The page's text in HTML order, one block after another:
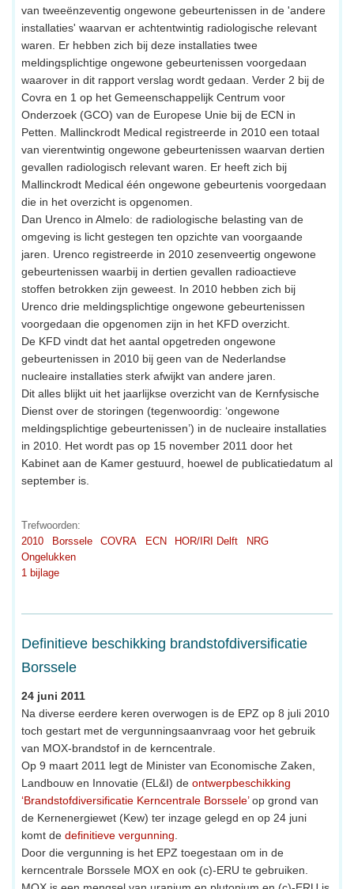
van tweeënzeventig ongewone gebeurtenissen in de 'andere
installaties' waarvan er achtentwintig radiologische relevant
waren. Er hebben zich bij deze installaties twee
meldingsplichtige ongewone gebeurtenissen voorgedaan
waarover in dit rapport verslag wordt gedaan. Verder 2 bij de
Covra en 1 op het Gemeenschappelijk Centrum voor
Onderzoek (GCO) van de Europese Unie bij de ECN in
Petten. Mallinckrodt Medical registreerde in 2010 een totaal
van vierentwintig ongewone gebeurtenissen waarvan dertien
gevallen radiologisch relevant waren. Er heeft zich bij
Mallinckrodt Medical één ongewone gebeurtenis voorgedaan
die in het overzicht is opgenomen.
Dan Urenco in Almelo: de radiologische belasting van de
omgeving is licht gestegen ten opzichte van voorgaande
jaren. Urenco registreerde in 2010 zesenveertig ongewone
gebeurtenissen waarbij in dertien gevallen radioactieve
stoffen betrokken zijn geweest. In 2010 hebben zich bij
Urenco drie meldingsplichtige ongewone gebeurtenissen
voorgedaan die opgenomen zijn in het KFD overzicht.
De KFD vindt dat het aantal opgetreden ongewone
gebeurtenissen in 2010 bij geen van de Nederlandse
nucleaire installaties sterk afwijkt van andere jaren.
Dit alles blijkt uit het jaarlijkse overzicht van de Kernfysische
Dienst over de storingen (tegenwoordig: ‘ongewone
meldingsplichtige gebeurtenissen’) in de nucleaire installaties
in 2010. Het wordt pas op 15 november 2011 door het
Kabinet aan de Kamer gestuurd, hoewel de publicatiedatum al
september is.
Trefwoorden:
2010
Borssele COVRA ECN HOR/IRI Delft
NRG
Ongelukken
1 bijlage
Definitieve beschikking brandstofdiversificatie
Borssele
24 juni 2011
Na diverse eerdere keren overwogen is de EPZ op 8 juli 2010
toch gestart met de vergunningsaanvraag voor het gebruik
van MOX-brandstof in de kerncentrale.
Op 9 maart 2011 legt de Minister van Economische Zaken,
Landbouw en Innovatie (EL&I) de ontwerpbeschikking
‘Brandstofdiversificatie Kerncentrale Borssele’op grond van
de Kernenergiewet (Kew) ter inzage gelegd en op 24 juni
komt de definitieve vergunning
Door die vergunning is het EPZ toegestaan om in de
kerncentrale Borssele MOX en ook (c)-ERU te gebruiken.